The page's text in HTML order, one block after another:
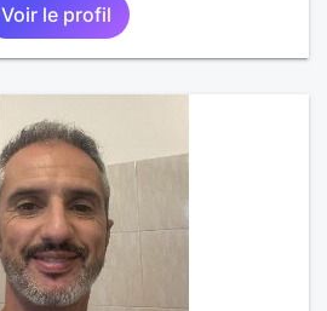
Voir le profil